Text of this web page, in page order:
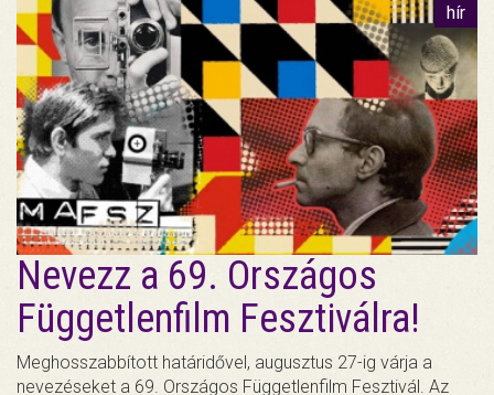
hír
Nevezz a 69. Országos
Függetlenfilm Fesztiválra!
Meghosszabbított határidővel, augusztus 27-ig várja a
nevezéseket a 69. Országos Függetlenfilm Fesztivál. Az